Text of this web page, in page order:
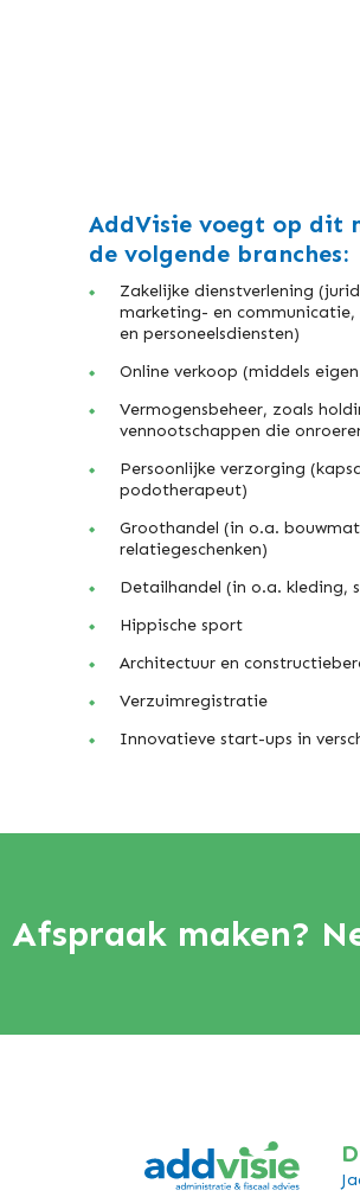
AddVisie voegt op dit
de volgende branches:
Zakelijke dienstverlening
marketing- en communicatie,
en personeelsdiensten)
Online verkoop (middels
Vermogensbeheer, zoals
vennootschappen die
Persoonlijke verzorging
podotherapeut)
Groothandel (in o.a.
relatiegeschenken)
Detailhandel (in o.a. kleding,
Hippische sport
Architectuur en
Verzuimregistratie
Innovatieve start-ups in
Afspraak maken?